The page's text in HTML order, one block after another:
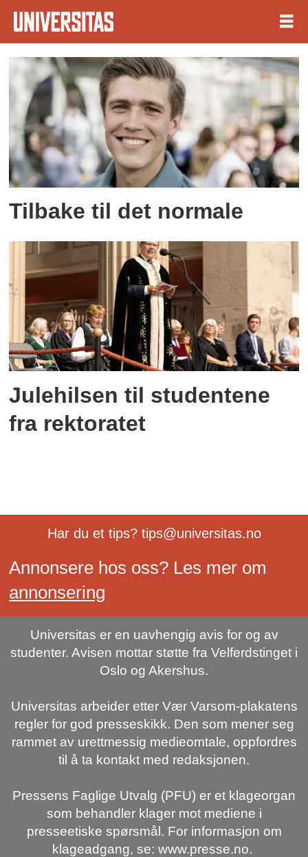
Tag:
semesterslutt
Tilbake til det normale
Julehilsen til studentene
fra rektoratet
Har du et tips? tips@universitas.no
Annonsere hos oss? Les mer om
annonsering
Universitas er en uavhengig avis for og av
studenter. Avisen mottar støtte fra Velferdstinget i
Oslo og Akershus.
Universitas arbeider etter Vær Varsom-plakatens
regler for god presseskikk. Den som mener seg
rammet av urettmessig medieomtale, oppfordres
til å ta kontakt med redaksjonen.
Pressens Faglige Utvalg (PFU) er et klageorgan
som behandler klager mot mediene i
presseetiske spørsmål. For informasjon om
klageadgang, se: www.presse.no.